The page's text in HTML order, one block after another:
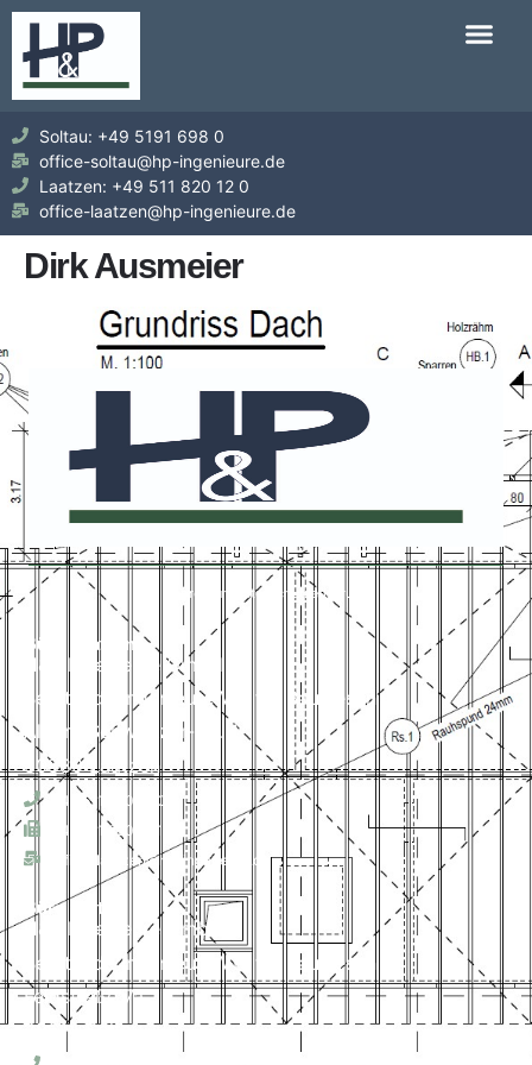
Soltau: +49 5191 698 0
office-soltau@hp-ingenieure.de
Laatzen: +49 511 820 12 0
office-laatzen@hp-ingenieure.de
Dirk Ausmeier
Impressum Datenschutzerklärung
+49 511 820 12 0
+49 511 820 12 15
office-laatzen@hp-ingeneure.de
H&P Ingenieure GmbH
Beratende Ingenieure VBI für Bauwesen
Albert-Schweitzer-Str. 1
30880 Laatzen
Büro Laatzen
H&P Ingenieure GmbH
Beratende Ingenieure VBI für Bauwesen
Feldstraße 7a
29614 Soltau
Büro Soltau